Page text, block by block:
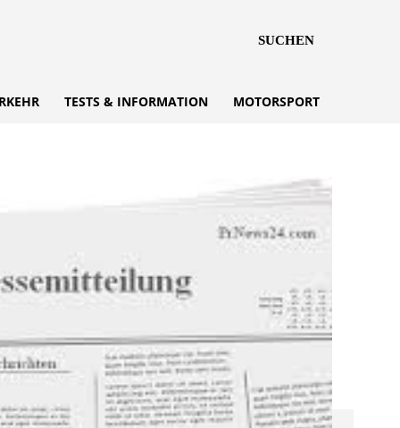
SUCHEN
TESTS & INFORMATION MOTORSPORT